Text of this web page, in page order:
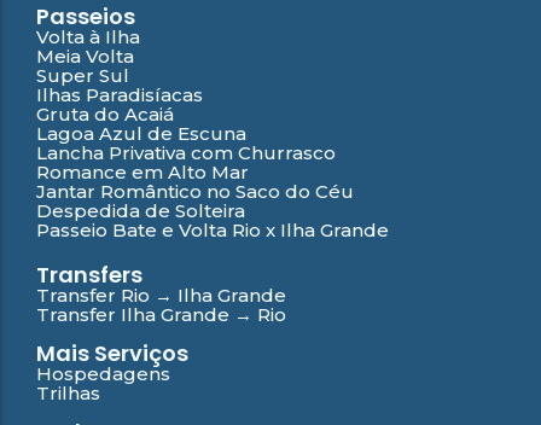
Passeios
Volta à Ilha
Meia Volta
Super Sul
Ilhas Paradisíacas
Gruta do Acaiá
Lagoa Azul de Escuna
Lancha Privativa com Churrasco
Romance em Alto Mar
Jantar Romântico no Saco do Céu
Despedida de Solteira
Passeio Bate e Volta Rio x Ilha Grande
Transfers
Transfer Rio → Ilha Grande
Transfer Ilha Grande → Rio
Mais Serviços
Hospedagens
Trilhas